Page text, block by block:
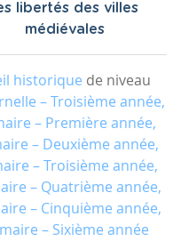
libertés des villes
médiévales
historique de niveau
– Troisième année,
– Première année,
– Deuxième année,
– Troisième année,
– Quatrième année,
– Cinquième année,
– Sixième année